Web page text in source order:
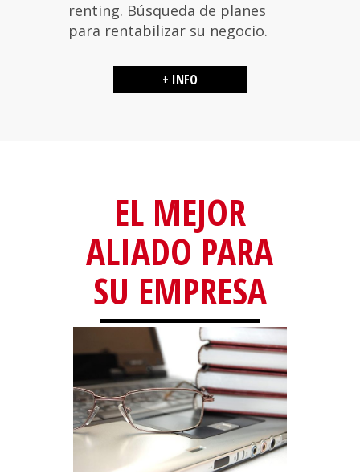
renting. Búsqueda de planes
para rentabilizar su negocio.
+ INFO
EL MEJOR
ALIADO PARA
SU EMPRESA